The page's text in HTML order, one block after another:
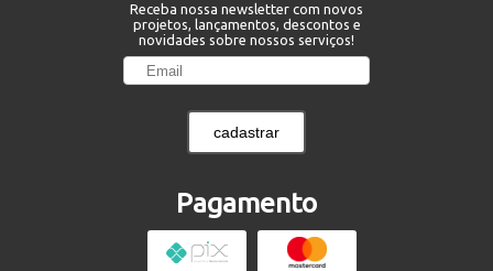
Receba nossa newsletter com novos
projetos, lançamentos, descontos e
novidades sobre nossos serviços!
cadastrar
Pagamento